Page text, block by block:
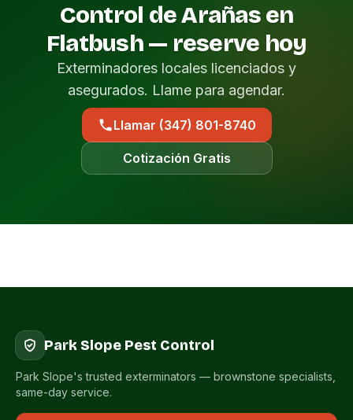
Control de Arañas en
Flatbush — reserve hoy
Exterminadores locales licenciados y
asegurados. Llame para agendar.
Llamar (347) 801-8740
Cotización Gratis
Park Slope Pest Control
Park Slope's trusted exterminators — brownstone specialists,
same-day service.